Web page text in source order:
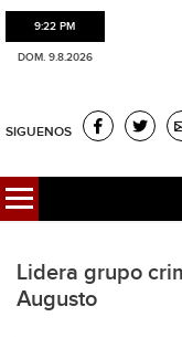
9:22 PM
DOM. 9.8.2026
SIGUENOS
Lidera grupo
Augusto